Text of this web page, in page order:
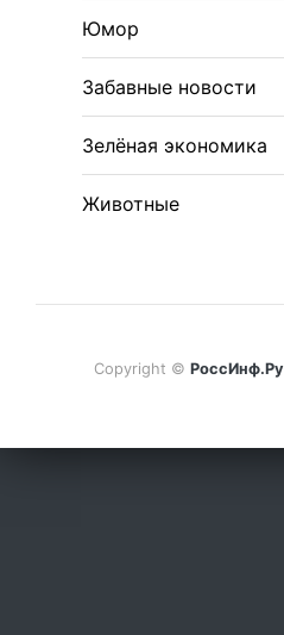
Юмор
Забавные новости
Зелёная экономика
Животные
Copyright © РоссИнф.Ру